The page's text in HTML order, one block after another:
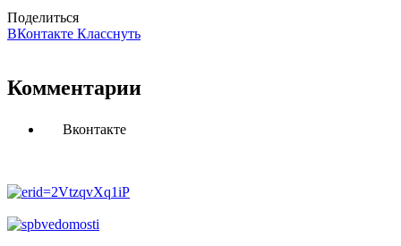
Поделиться
ВКонтакте Класснуть
Комментарии
Вконтакте